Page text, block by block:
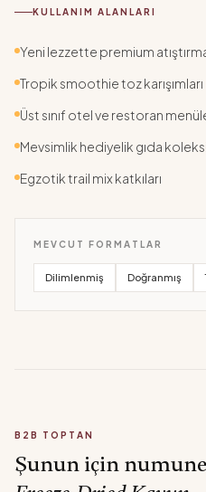
KULLANIM ALANLARI
Yeni lezzette premium
Tropik smoothie toz karışımları
Üst sınıf otel ve restoran
Mevsimlik hediyelik gıda
Egzotik trail mix katkıları
MEVCUT FORMATLAR
Dilimlenmiş Doğranmış
B2B TOPTAN
Şunun için